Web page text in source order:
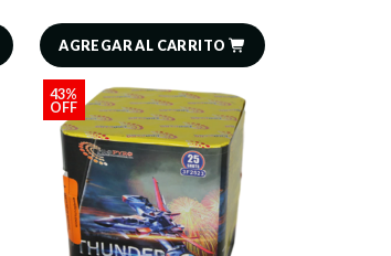
AGREGAR AL CARRITO
43%
OFF